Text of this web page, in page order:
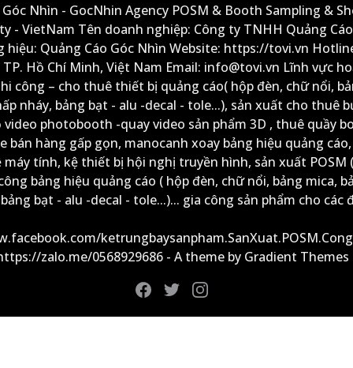
Nhìn - GocNhin Agency POSM & Booth Sampling &
- VietNam Tên doanh nghiệp: Công ty TNHH Quảng
Quảng Cáo Góc Nhìn Website: https://tovi.vn
Hồ Chí Minh, Việt Nam Email: info@tovi.vn Lĩnh vực
công – cho thuê thiết bị quảng cáo( hộp đèn, chữ nổi,
nháy, bảng bạt - alu -decal - tole...), sản xuất cho thuê
photobooth -quay video sản phẩm 3D , thuê quầy
bán hàng gấp gọn, manocanh xoay bảng hiệu quảng
tính, kệ thiết bị hội nghị truyền hình, sản xuất POSM
bảng hiệu quảng cáo ( hộp đèn, chữ nổi, bảng mica,
bạt - alu -decal - tole...)... gia công sản phẩm cho các
zalo.me/0568929686 - A theme by Gradient